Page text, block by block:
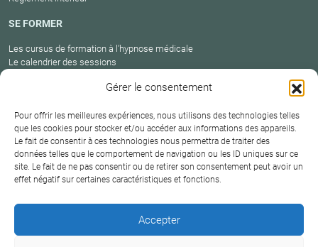
Gérer le consentement
Pour offrir les meilleures expériences, nous utilisons des technologies telles
que les cookies pour stocker et/ou accéder aux informations des appareils.
Le fait de consentir à ces technologies nous permettra de traiter des
données telles que le comportement de navigation ou les ID uniques sur ce
site. Le fait de ne pas consentir ou de retirer son consentement peut avoir un
effet négatif sur certaines caractéristiques et fonctions.
Accepter
SE FORMER
Les cursus de formation à l’hypnose médicale
Le calendrier des sessions
Mentions
légales
Conditions
générales de
vente
Plan
du site
Contact
Protection
des données
basque © 2026